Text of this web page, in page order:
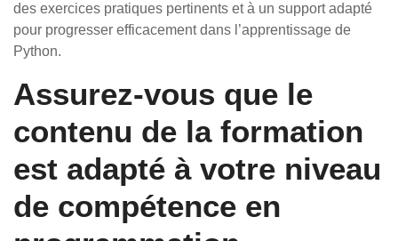
des exercices pratiques pertinents et à un support adapté
pour progresser efficacement dans l’apprentissage de
Python.
Assurez-vous que le
contenu de la formation
est adapté à votre niveau
de compétence en